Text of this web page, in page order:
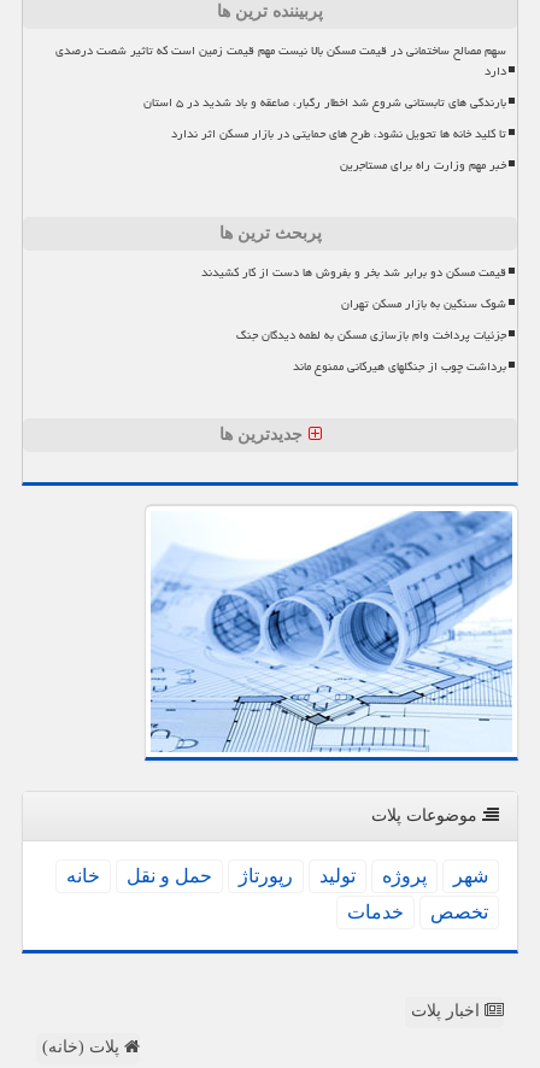
پربیننده ترین ها
سهم مصالح ساختمانی در قیمت مسکن بالا نیست مهم قیمت زمین است که تاثیر شصت درصدی
دارد
بارندگی های تابستانی شروع شد اخطار رگبار، صاعقه و باد شدید در ۵ استان
تا کلید خانه ها تحویل نشود، طرح های حمایتی در بازار مسکن اثر ندارد
خبر مهم وزارت راه برای مستاجرین
پربحث ترین ها
قیمت مسکن دو برابر شد بخر و بفروش ها دست از کار کشیدند
شوک سنگین به بازار مسکن تهران
جزئیات پرداخت وام بازسازی مسکن به لطمه دیدگان جنگ
برداشت چوب از جنگلهای هیرکانی ممنوع ماند
جدیدترین ها
موضوعات پلات
شهر پروژه تولید رپورتاژ حمل و نقل
خانه
تخصص
خدمات
اخبار پلات
پلات (خانه)